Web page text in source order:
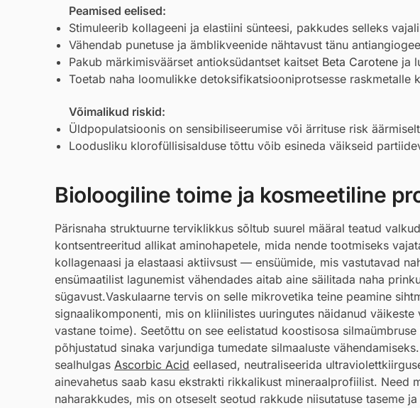
Peamised eelised:
Stimuleerib kollageeni ja elastiini sünteesi, pakkudes selleks
Vähendab punetuse ja ämblikveenide nähtavust tänu
Pakub märkimisväärset antioksüdantset kaitset Beta Carotene ja
Toetab naha loomulikke detoksifikatsiooniprotsesse raskmetalle
Võimalikud riskid:
Üldpopulatsioonis on sensibiliseerumise või ärrituse risk
Loodusliku klorofüllisisalduse tõttu võib esineda väikseid
Bioloogiline toime ja kosmeetiline
Pärisnaha struktuurne terviklikkus sõltub suurel määral teatud
kontsentreeritud allikat aminohapetele, mida nende tootmiseks
kollagenaasi ja elastaasi aktiivsust — ensüümide, mis vastutavad
ensümaatilist lagunemist vähendades aitab aine säilitada naha
sügavust.Vaskulaarne tervis on selle mikrovetika teine peamine
signaalikomponenti, mis on kliinilistes uuringutes näidanud
vastane toime). Seetõttu on see eelistatud koostisosa
põhjustatud sinaka varjundiga tumedate silmaaluste
sealhulgas Ascorbic Acid eellased, neutraliseerida
ainevahetus saab kasu ekstrakti rikkalikust mineraalprofiilist. Need
naharakkudes, mis on otseselt seotud rakkude niisutatuse taseme